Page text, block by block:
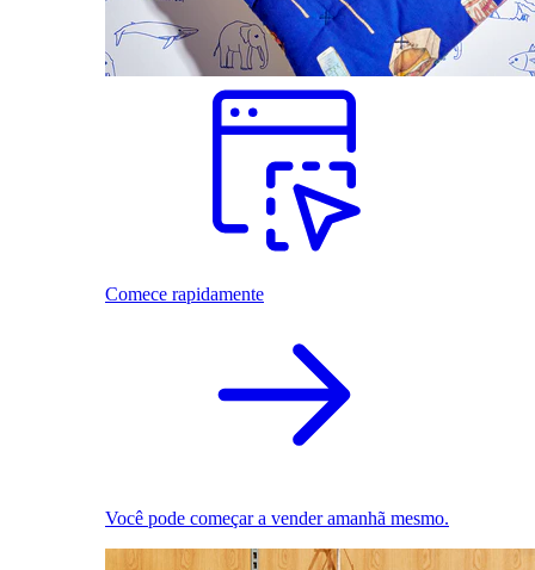
Comece rapidamente
Você pode começar a vender amanhã mesmo.